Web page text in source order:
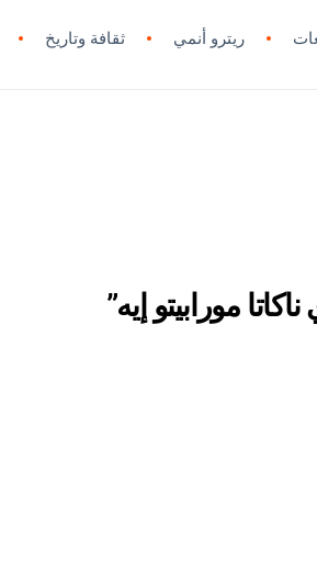
ريترو أنمي ثقافة وتاريخ
مورابيتو إيه”